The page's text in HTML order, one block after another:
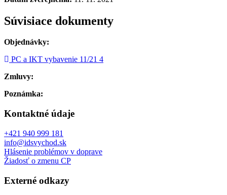
Súvisiace dokumenty
Objednávky:
PC a IKT vybavenie 11/21 4
Zmluvy:
Poznámka:
Kontaktné údaje
+421 940 999 181
info@idsvychod.sk
Hlásenie problémov v doprave
Žiadosť o zmenu CP
Externé odkazy